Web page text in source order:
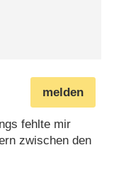
melden
fehlte mir
zwischen den